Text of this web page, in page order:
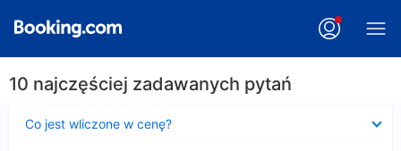
10 najczęściej zadawanych pytań
Co jest wliczone w cenę?